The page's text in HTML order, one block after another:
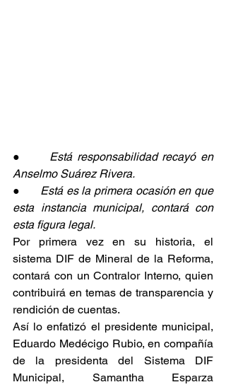
● Está responsabilidad recayó en
Anselmo Suárez Rivera.
● Está es la primera ocasión en que
esta instancia municipal, contará con
esta figura legal.
Por primera vez en su historia, el
sistema DIF de Mineral de la Reforma,
contará con un Contralor Interno, quien
contribuirá en temas de transparencia y
rendición de cuentas.
Así lo enfatizó el presidente municipal,
Eduardo Medécigo Rubio, en compañía
de la presidenta del Sistema DIF
Municipal, Samantha Esparza